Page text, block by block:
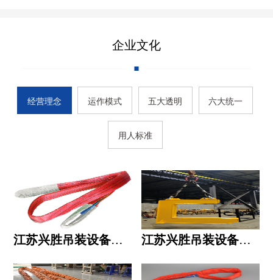
企业文化
经营理念 运作模式 五大透明 六大统一
用人标准
江苏兴胜吊装设备有限公司的用人标准 江苏兴胜吊装设备有限公司的六大统一